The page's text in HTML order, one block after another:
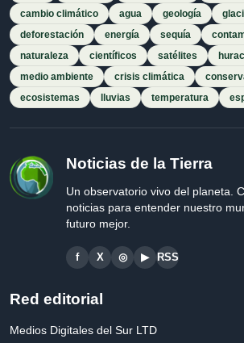
cambio climático
agua geología
deforestación
energía sequía
naturaleza
científicos satélites
medio ambiente
crisis climática
ecosistemas
lluvias temperatura
Noticias de la Tierra
Un observatorio vivo del planeta.
noticias para entender nuestro
futuro mejor.
f X ◎ ▶ RSS
Red editorial
Medios Digitales del Sur LTD